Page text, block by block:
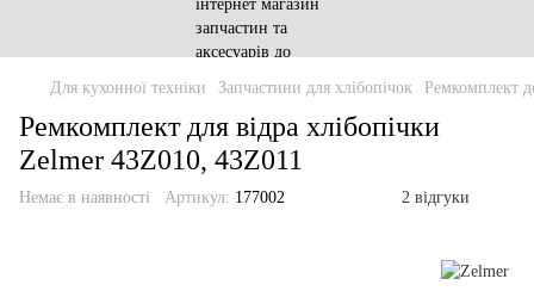
Для кухонної техніки Запчастини для хлібопічок Ремкомплект
Ремкомплект для відра хлібопічки
Zelmer 43Z010, 43Z011
Немає в наявності Артикул: 177002 2 відгуки